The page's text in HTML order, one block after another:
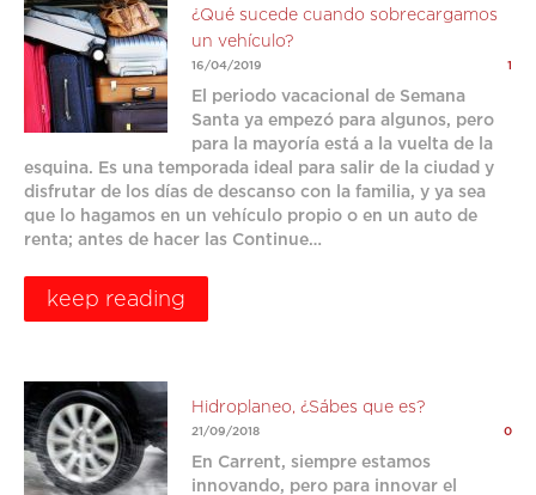
¿Qué sucede cuando sobrecargamos
un vehículo?
16/04/2019 1
El periodo vacacional de Semana
Santa ya empezó para algunos, pero
para la mayoría está a la vuelta de la
esquina. Es una temporada ideal para salir de la ciudad y
disfrutar de los días de descanso con la familia, y ya sea
que lo hagamos en un vehículo propio o en un auto de
renta; antes de hacer las Continue…
keep reading
Hidroplaneo, ¿Sábes que es?
21/09/2018 0
En Carrent, siempre estamos
innovando, pero para innovar el